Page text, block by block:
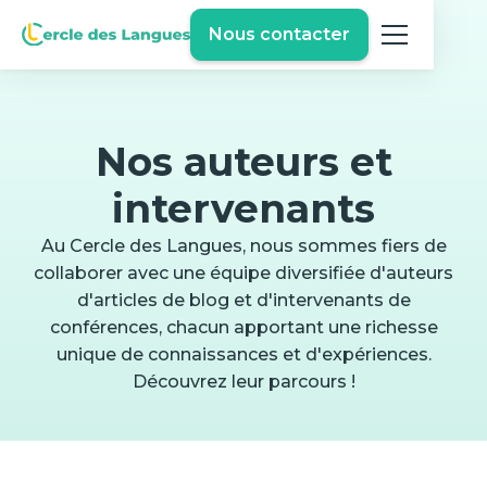
Nous contacter
Nos auteurs et
intervenants
Au Cercle des Langues, nous sommes fiers de
collaborer avec une équipe diversifiée d'auteurs
d'articles de blog et d'intervenants de
conférences, chacun apportant une richesse
unique de connaissances et d'expériences.
Découvrez leur parcours !